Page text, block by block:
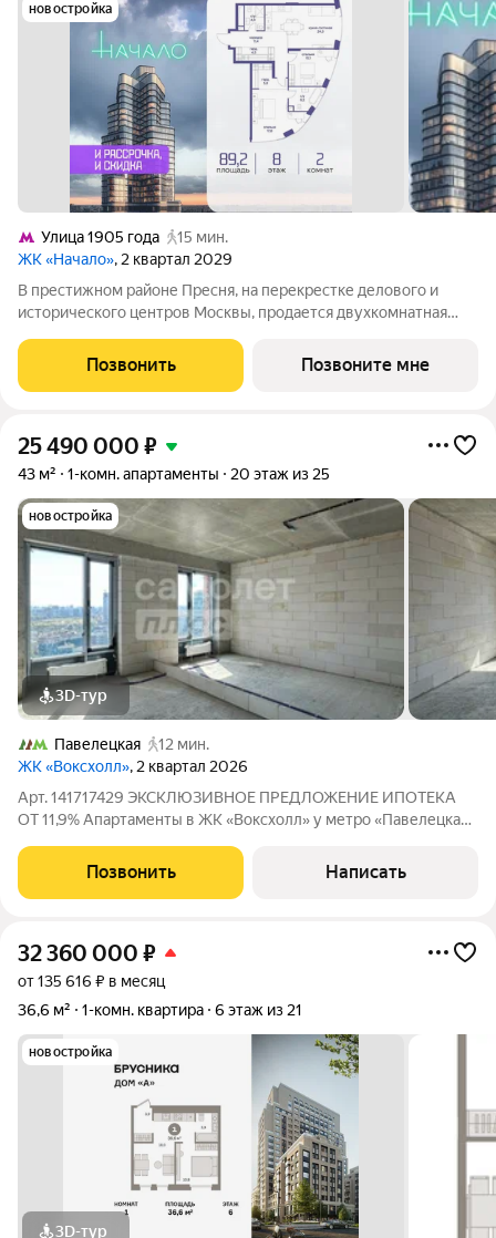
новостройка
Улица 1905 года
15 мин.
ЖК «Начало», 2 квартал 2029
В престижном районе Пресня, на перекрестке делового и
исторического центров Москвы, продается двухкомнатная
находится на 8 этаже 24-этажного дома, в новом элитном
жилом комплексе «Начало» от
Позвонить Позвоните мне
25 490 000 ₽
43 м² 1-комн. апартаменты 20 этаж из 25
новостройка
3D-тур
Павелецкая
12 мин.
ЖК «Воксхолл», 2 квартал 2026
Арт. 141717429 ЭКСКЛЮЗИВНОЕ ПРЕДЛОЖЕНИЕ ИПОТЕКА
ОТ 11,9% Апартаменты в ЖК «Воксхолл» у метро «Павелецкая»
современного 25-этажного жилого комплекса. Панорамный
вид на Москву, потолки высотой 3,2 м и
Позвонить Написать
32 360 000 ₽
от 135 616 ₽ в месяц
36,6 м²
1-комн. квартира 6 этаж из 21
новостройка
3D-тур